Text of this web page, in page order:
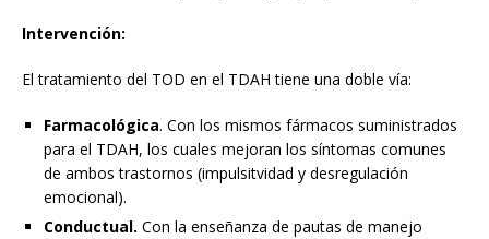
Intervención:
El tratamiento del TOD en el TDAH tiene una doble vía:
Farmacológica. Con los mismos fármacos suministrados
para el TDAH, los cuales mejoran los síntomas comunes
de ambos trastornos (impulsitvidad y desregulación
emocional).
Conductual. Con la enseñanza de pautas de manejo